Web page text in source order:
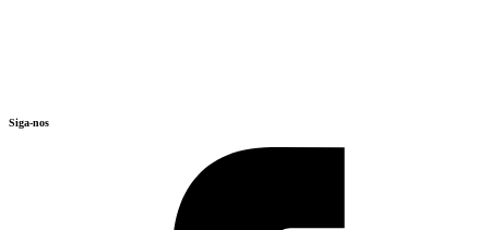
Siga-nos